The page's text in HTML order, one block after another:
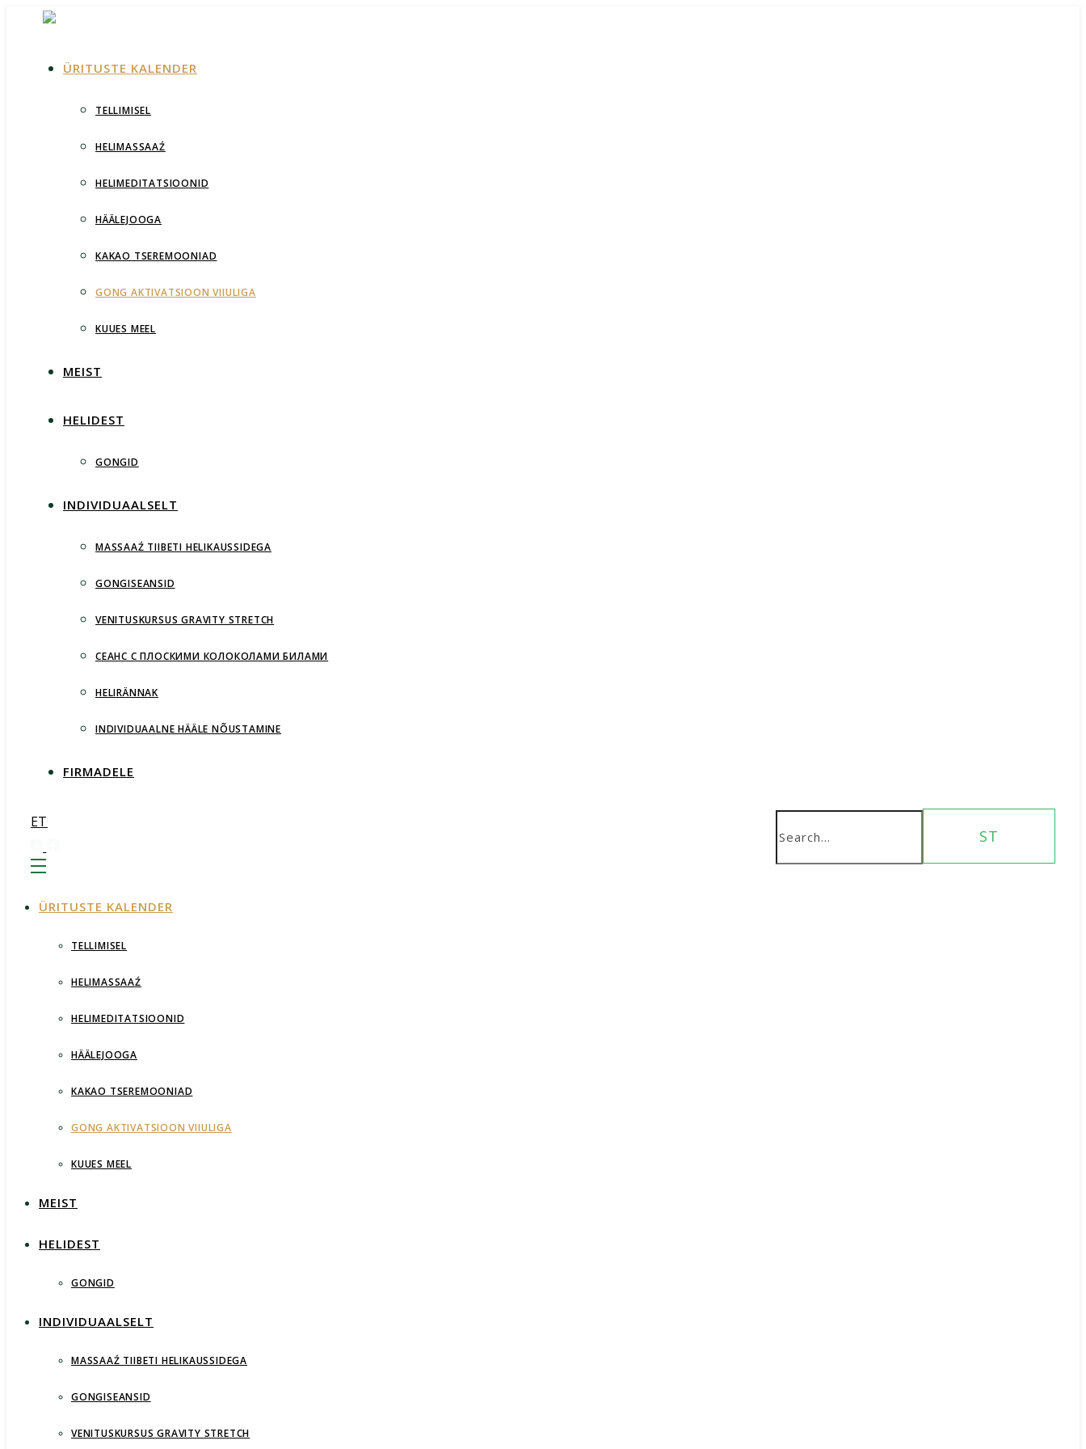
ÜRITUSTE KALENDER
TELLIMISEL
HELIMASSAAŹ
HELIMEDITATSIOONID
HÄÄLEJOOGA
KAKAO TSEREMOONIAD
GONG AKTIVATSIOON VIIULIGA
KUUES MEEL
MEIST
HELIDEST
GONGID
INDIVIDUAALSELT
MASSAAŹ TIIBETI HELIKAUSSIDEGA
GONGISEANSID
VENITUSKURSUS GRAVITY STRETCH
СЕАНС С ПЛОСКИМИ КОЛОКОЛАМИ БИЛАМИ
HELIRÄNNAK
INDIVIDUAALNE HÄÄLE NÕUSTAMINE
FIRMADELE
ET
ÜRITUSTE KALENDER
TELLIMISEL
HELIMASSAAŹ
HELIMEDITATSIOONID
HÄÄLEJOOGA
KAKAO TSEREMOONIAD
GONG AKTIVATSIOON VIIULIGA
KUUES MEEL
MEIST
HELIDEST
GONGID
INDIVIDUAALSELT
MASSAAŹ TIIBETI HELIKAUSSIDEGA
GONGISEANSID
VENITUSKURSUS GRAVITY STRETCH